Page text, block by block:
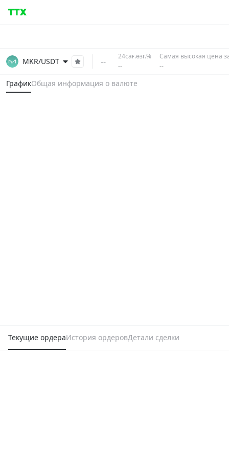
MKR/USDT --
24сағ.өзг.%
--
Самая высокая цена
--
ГрафикОбщая информация о валюте
Текущие ордераИстория ордеровДетали сделки